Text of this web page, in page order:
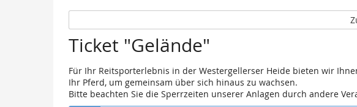
Ticket "Gelände"
Für Ihr Reitsporterlebnis in der Westergellerser Heide bieten wir
Ihr Pferd, um gemeinsam über sich hinaus zu wachsen.
Bitte beachten Sie die Sperrzeiten unserer Anlagen durch andere